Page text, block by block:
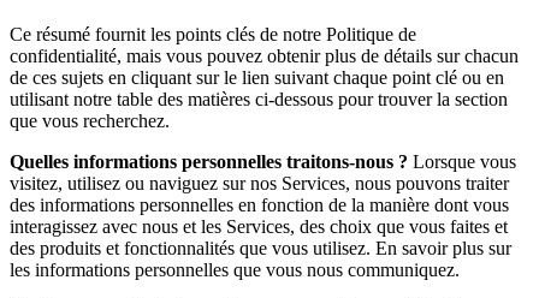
Ce résumé fournit les points clés de notre Politique de
confidentialité, mais vous pouvez obtenir plus de détails sur chacun
de ces sujets en cliquant sur le lien suivant chaque point clé ou en
utilisant notre table des matières ci-dessous pour trouver la section
que vous recherchez.
Quelles informations personnelles traitons-nous ? Lorsque vous
visitez, utilisez ou naviguez sur nos Services, nous pouvons traiter
des informations personnelles en fonction de la manière dont vous
interagissez avec nous et les Services, des choix que vous faites et
des produits et fonctionnalités que vous utilisez. En savoir plus sur
les informations personnelles que vous nous communiquez.